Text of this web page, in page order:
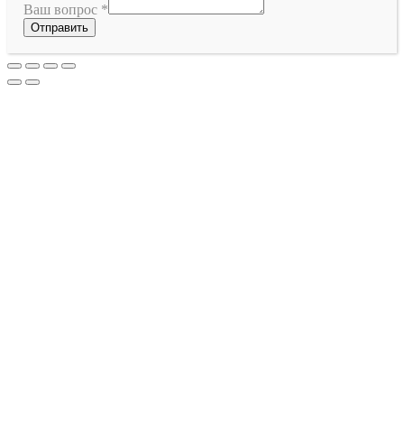
Ваш вопрос *
Отправить